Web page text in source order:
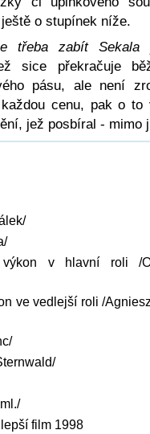
o stupínek níže.
třeba zabít Sekala
sice překračuje
pásu, ale není
cenu, pak o to
jež posbíral - mimo
výkon v hlavní roli /
ve vedlejší roli /
film 1998